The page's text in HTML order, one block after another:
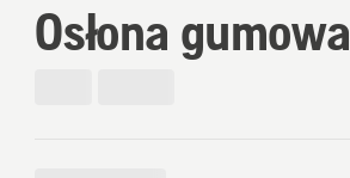
Osłona gumowa